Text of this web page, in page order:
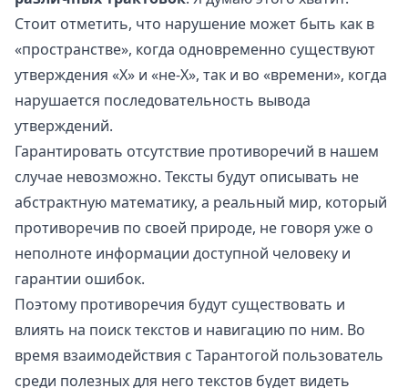
Стоит отметить, что нарушение может быть как в
«пространстве», когда одновременно существуют
утверждения «X» и «не-X», так и во «времени», когда
нарушается последовательность вывода
утверждений.
Гарантировать отсутствие противоречий в нашем
случае невозможно. Тексты будут описывать не
абстрактную математику, а реальный мир, который
противоречив по своей природе, не говоря уже о
неполноте информации доступной человеку и
гарантии ошибок.
Поэтому противоречия будут существовать и
влиять на поиск текстов и навигацию по ним. Во
время взаимодействия с Тарантогой пользователь
среди полезных для него текстов будет видеть